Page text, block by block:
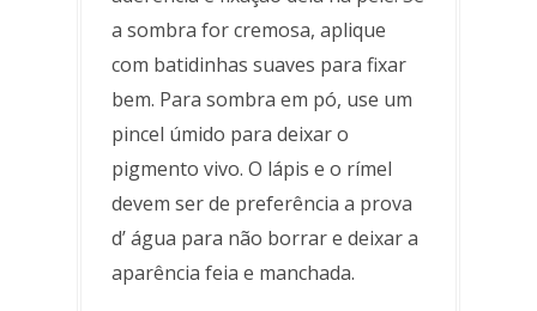
a sombra for cremosa, aplique
com batidinhas suaves para fixar
bem. Para sombra em pó, use um
pincel úmido para deixar o
pigmento vivo. O lápis e o rímel
devem ser de preferência a prova
d’ água para não borrar e deixar a
aparência feia e manchada.